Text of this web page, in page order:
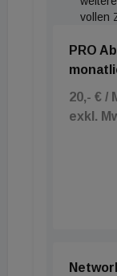
Investoren zu
vollen
PRO
20,- € /
exkl.